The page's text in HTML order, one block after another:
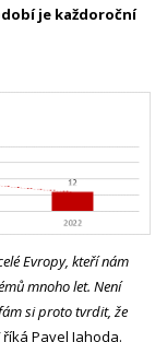
je každoroční
Evropy, kteří nám
mnoho let. Není
si proto tvrdit, že
říká Pavel Jahoda.